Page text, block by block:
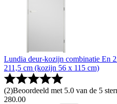
Lundia deur-kozijn combinatie En
211,5 cm (kozijn 56 x 115 cm)
(2)Beoordeeld met 5.0 van de 5
280.00